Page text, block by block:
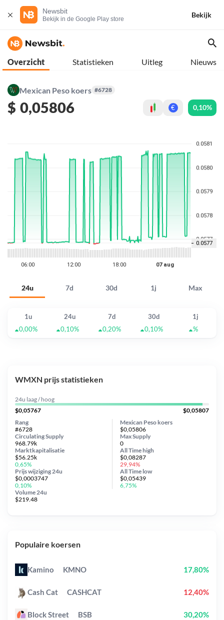
Newsbit
Bekijk in de Google Play store
Bekijk
Overzicht Statistieken Uitleg Nieuws
Mexican Peso koers #6728
$ 0,05806 € 0,10%
24u 7d 30d 1j Max
1u 24u 7d 30d
1j
0,00%
0,10% 0,20% 0,10% %
WMXN prijs statistieken
24u laag / hoog
$0,05767
$0,05807
Mexican Peso koers
$0,05806
Circulating Supply
968.79k
Prijs wijziging 24u
$0,0003747
0,10%
Max Supply
0
Marktkapitalisatie
$56.25k
0,65%
Volume 24u
$219.48
Rang
#6728
All Timehigh
$0,08287
29,94%
All Time low
$0,05439
6,75%
Populaire koersen
Kamino KMNO 17,80%
Cash Cat CASHCAT 12,40%
Block Street BSB 30,20%